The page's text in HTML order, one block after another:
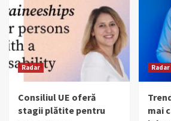
Radar
Consiliul UE oferă
stagii plătite pentru
Radar
mai